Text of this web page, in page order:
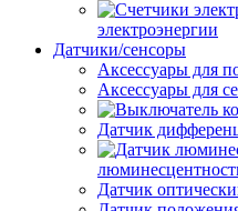
электроэнергии
Датчики/сенсоры
Аксессуары для
Аксессуары для
Датчик
Датчик